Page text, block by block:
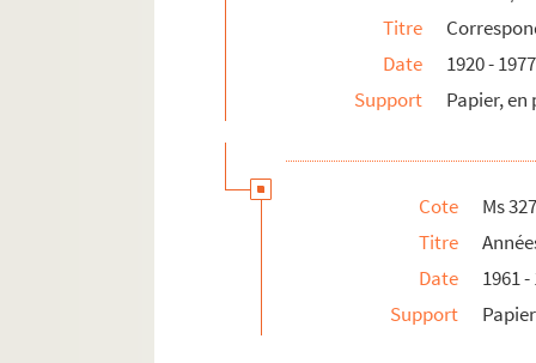
Ms 3273/177. Carte de Jean Galtier-
Ms 3273/178 - 207. Années 1966 à 1969
Ms 3273/208 - 243. Années 1970 à 1972
Ms 3273/275 - 301. Années 1976 à 1977
Ms 3274/1 - 41. Correspondance
Ms 3275/1 - 3. Correspondance avec
Ms 3276/1 - 17. Correspondance diverse
Ms 3277/1 - 139. Correspondance et
Titre
Date
1920 - 1977
Support
Papier,
Cote
Ms
Titre
Date
1961 -
Support
Papier